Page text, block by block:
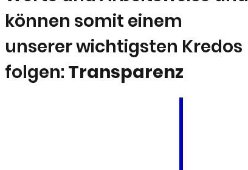
können somit einem
unserer wichtigsten Kredos
folgen: Transparenz